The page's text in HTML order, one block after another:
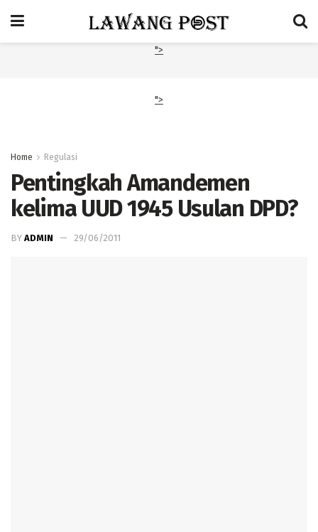
">
">
Home Regulasi
Pentingkah Amandemen
kelima UUD 1945 Usulan DPD?
BY ADMIN 29/06/2011